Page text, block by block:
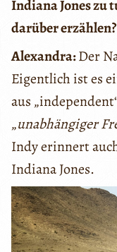
Indiana Jones zu
darüber erzählen?
Alexandra:Der
Eigentlich ist es
aus
„unabhängiger
Indy erinnert
Indiana Jones.